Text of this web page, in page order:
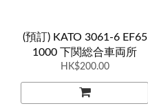
(預訂) KATO 3061-6 EF65
1000 下関総合車両所
HK$200.00